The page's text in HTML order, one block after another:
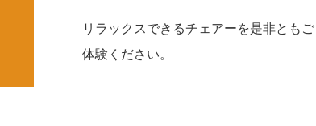
リラックスできるチェアーを是非ともご
体験ください。